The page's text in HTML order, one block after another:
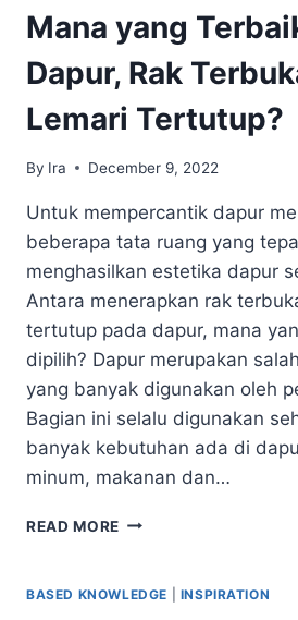
Mana yang
Dapur, Rak
Lemari Tertutup?
By Ira December 9, 2022
Untuk mempercantik dapur
beberapa tata ruang yang
menghasilkan estetika dapur
Antara menerapkan rak
tertutup pada dapur, mana
dipilih? Dapur merupakan
yang banyak digunakan oleh
Bagian ini selalu digunakan
banyak kebutuhan ada di
minum, makanan dan…
READ MORE MANA
UNTUK
BASED KNOWLEDGE INSPIRATION